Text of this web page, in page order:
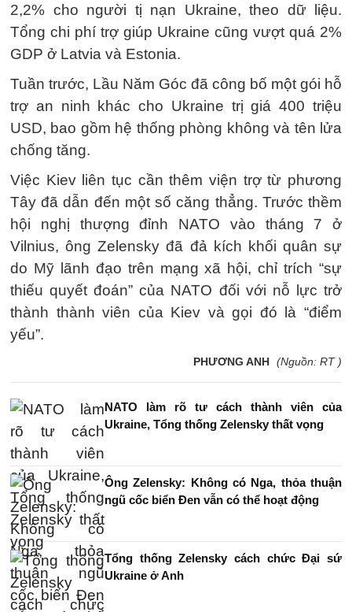
2,2% cho người tị nạn Ukraine, theo dữ liệu.
Tổng chi phí trợ giúp Ukraine cũng vượt quá 2%
GDP ở Latvia và Estonia.
Tuần trước, Lầu Năm Góc đã công bố một gói hỗ
trợ an ninh khác cho Ukraine trị giá 400 triệu
USD, bao gồm hệ thống phòng không và tên lửa
chống tăng.
Việc Kiev liên tục cần thêm viện trợ từ phương
Tây đã dẫn đến một số căng thẳng. Trước thềm
hội nghị thượng đỉnh NATO vào tháng 7 ở
Vilnius, ông Zelensky đã đả kích khối quân sự
do Mỹ lãnh đạo trên mạng xã hội, chỉ trích “sự
thiếu quyết đoán” của NATO đối với nỗ lực trở
thành thành viên của Kiev và gọi đó là “điểm
yếu”.
PHƯƠNG ANH (Nguồn: RT )
NATO làm rõ tư cách thành viên của
Ukraine, Tổng thống Zelensky thất vọng
Ông Zelensky: Không có Nga, thỏa thuận
ngũ cốc biển Đen vẫn có thể hoạt động
Tổng thống Zelensky cách chức Đại sứ
Ukraine ở Anh